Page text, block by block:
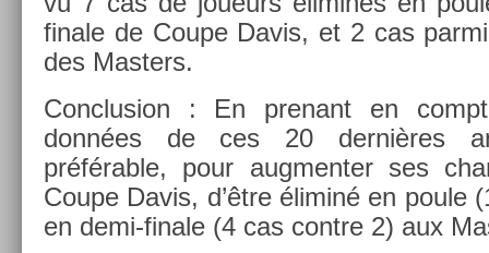
fin­ale de Coupe Davis, et 2 cas
des Mast­ers.
Con­clus­ion : En pre­nant en
données de ces 20 dernières
préférable, pour aug­ment­er ses
Coupe Davis, d’être éliminé en poule
en demi-finale (4 cas con­tre 2) aux